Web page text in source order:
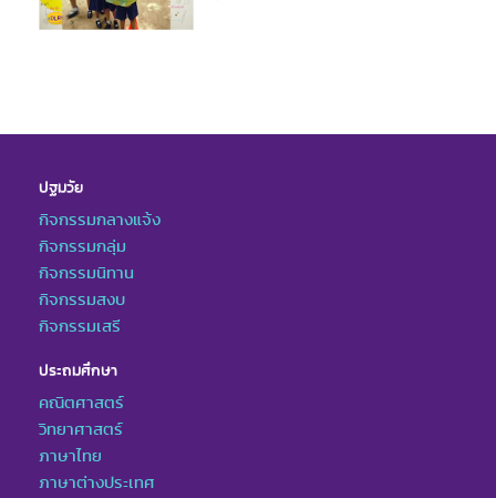
ปฐมวัย
กิจกรรมกลางแจ้ง
กิจกรรมกลุ่ม
กิจกรรมนิทาน
กิจกรรมสงบ
กิจกรรมเสรี
ประถมศึกษา
คณิตศาสตร์
วิทยาศาสตร์
ภาษาไทย
ภาษาต่างประเทศ